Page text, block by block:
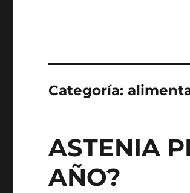
Categoría:
ASTENIA
AÑO?